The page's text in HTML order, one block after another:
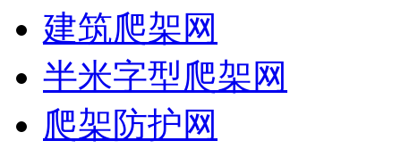
建筑爬架网
半米字型爬架网
爬架防护网